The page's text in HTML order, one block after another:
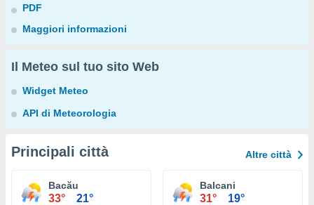
PDF
Maggiori informazioni
Il Meteo sul tuo sito Web
Widget Meteo
API di Meteorologia
Principali città Altre città
Bacău
33° 21°
Balcani
31° 19°